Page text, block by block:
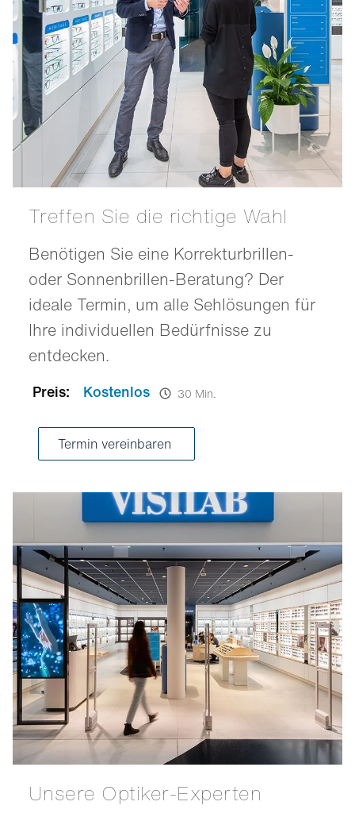
Treffen Sie die richtige Wahl
Benötigen Sie eine Korrekturbrillen-
oder Sonnenbrillen-Beratung? Der
ideale Termin, um alle Sehlösungen für
Ihre individuellen Bedürfnisse zu
entdecken.
Preis: Kostenlos 30 Min.
Termin vereinbaren
Unsere Optiker-Experten